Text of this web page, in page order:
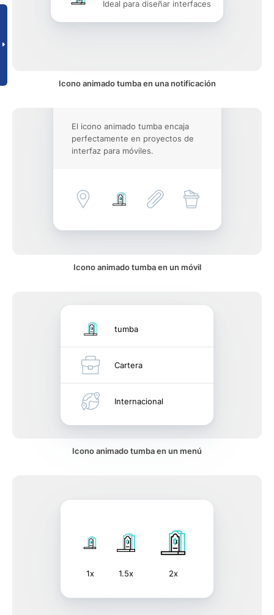
Ideal para diseñar interfaces
Icono animado tumba en una notificación
El icono animado tumba encaja
perfectamente en proyectos de
interfaz para móviles.
Icono animado tumba en un móvil
tumba
Cartera
Internacional
Icono animado tumba en un menú
1x 1.5x 2x